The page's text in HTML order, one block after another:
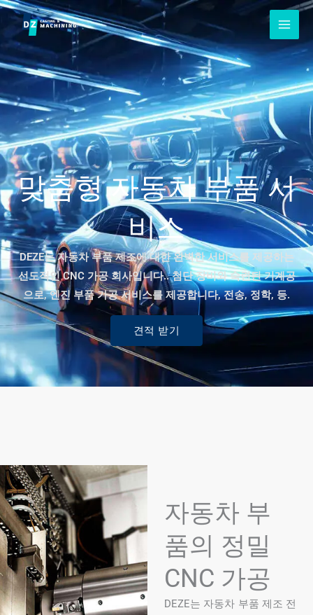
콘
텐
츠
로
너
기
맞춤형 자동차 부품 서
비스
DEZE는 자동차 부품 제조에 대한 완벽한 서비스를 제공하는
선도적인 CNC 가공 회사입니다.. 첨단 장비와 숙련된 기계공
으로, 엔진 부품 가공 서비스를 제공합니다, 전송, 정학, 등.
견적 받기
자동차 부
품의 정밀
CNC 가공
DEZE는 자동차 부품 제조 전